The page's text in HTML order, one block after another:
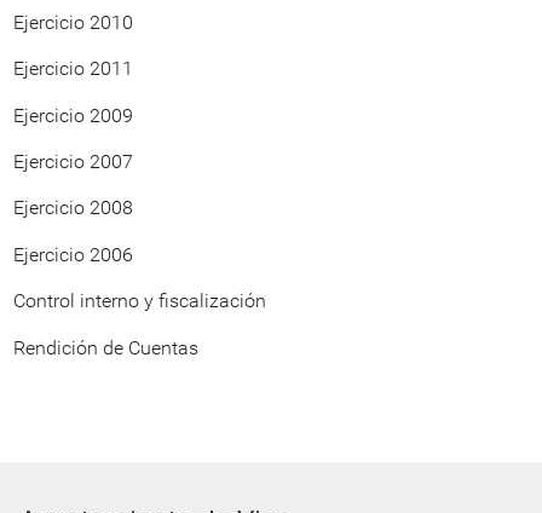
Ejercicio 2010
Ejercicio 2011
Ejercicio 2009
Ejercicio 2007
Ejercicio 2008
Ejercicio 2006
Control interno y fiscalización
Rendición de Cuentas